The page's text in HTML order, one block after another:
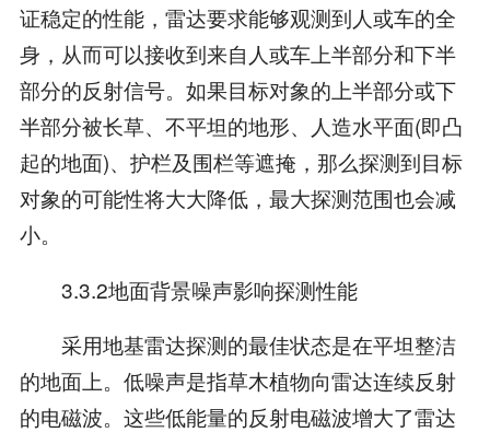
证稳定的性能，雷达要求能够观测到人或车的全
身，从而可以接收到来自人或车上半部分和下半
部分的反射信号。如果目标对象的上半部分或下
半部分被长草、不平坦的地形、人造水平面(即凸
起的地面)、护栏及围栏等遮掩，那么探测到目标
对象的可能性将大大降低，最大探测范围也会减
小。
3.3.2地面背景噪声影响探测性能
采用地基雷达探测的最佳状态是在平坦整洁
的地面上。低噪声是指草木植物向雷达连续反射
的电磁波。这些低能量的反射电磁波增大了雷达